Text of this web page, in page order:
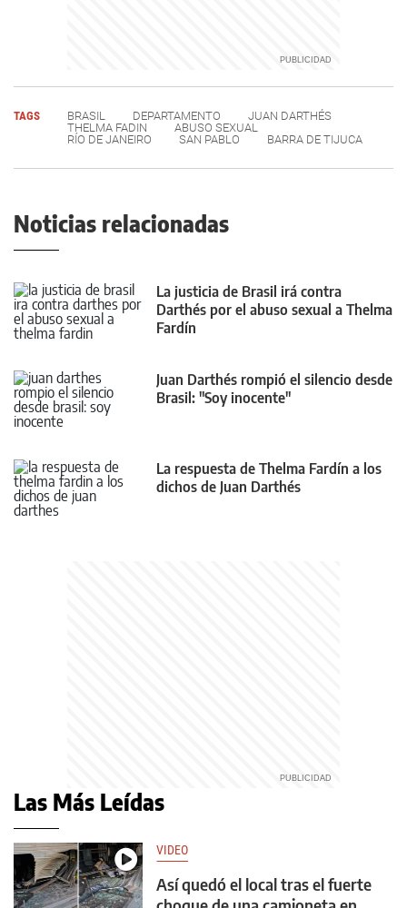
TAGS BRASIL DEPARTAMENTO
JUAN DARTHÉS
THELMA FADIN
ABUSO SEXUAL
RÍO DE JANEIRO
SAN PABLO BARRA DE TIJUCA
Noticias relacionadas
La justicia de Brasil irá contra
Darthés por el abuso sexual a Thelma
Fardín
Juan Darthés rompió el silencio desde
Brasil: "Soy inocente"
La respuesta de Thelma Fardín a los
dichos de Juan Darthés
Las Más Leídas
VIDEO
Así quedó el local tras el fuerte